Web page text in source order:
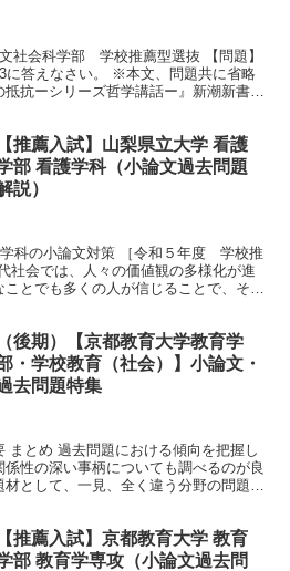
社会科学部 学校推薦型選抜 【問題】
に答えなさい。 ※本文、問題共に省略
抗ーシリーズ哲学講話ー』新潮新書
【推薦入試】山梨県立大学 看護
部 看護学科（小論文過去問題
説）
科の小論文対策 ［令和５年度 学校推
会では、人々の価値観の多様化が進
とでも多くの人が信じることで、それ
（後期）【京都教育大学教育学
・学校教育（社会）】小論文・
去問題特集
まとめ 過去問題における傾向を把握し
性の深い事柄についても調べるのが良
として、一見、全く違う分野の問題だ
【推薦入試】京都教育大学 教育
部 教育学専攻（小論文過去問